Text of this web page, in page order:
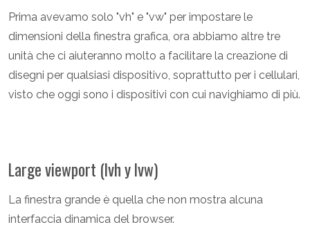
Prima avevamo solo "vh" e "vw" per impostare le
dimensioni della finestra grafica, ora abbiamo altre tre
unità che ci aiuteranno molto a facilitare la creazione di
disegni per qualsiasi dispositivo, soprattutto per i cellulari,
visto che oggi sono i dispositivi con cui navighiamo di più.
Large viewport (lvh y lvw)
La finestra grande è quella che non mostra alcuna
interfaccia dinamica del browser.